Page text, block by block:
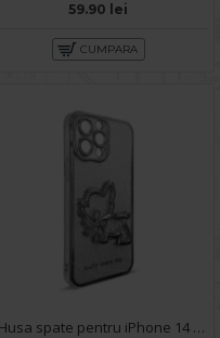
59.90 lei
CUMPARA
Husa spate pentru iPhone 14 Pro Max - Doo Case Argintiu